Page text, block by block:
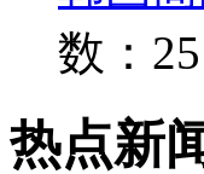
数：
热点新